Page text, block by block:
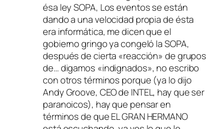
ésa ley SOPA, Los eventos se están
dando a una velocidad propia de ésta
era informática, me dicen que el
gobierno gringo ya congeló la SOPA,
después de cierta «reacción» de grupos
de… digamos «indignados», no escribo
con otros términos porque (ya lo dijo
Andy Groove, CEO de INTEL, hay que ser
paranoicos), hay que pensar en
términos de que EL GRAN HERMANO